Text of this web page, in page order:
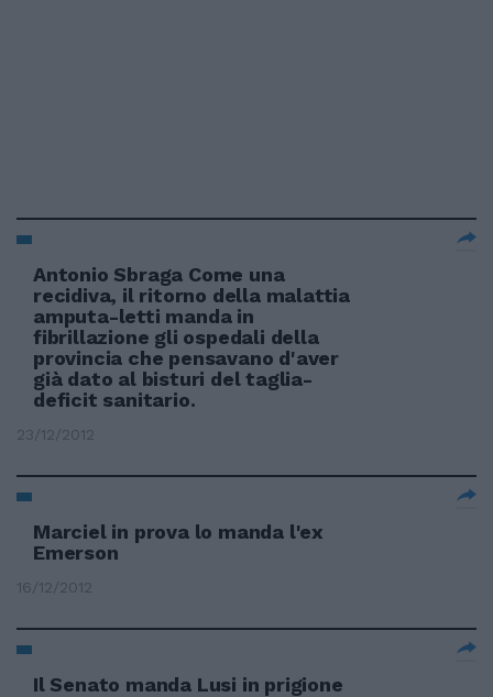
Antonio Sbraga Come una
recidiva, il ritorno della malattia
amputa-letti manda in
fibrillazione gli ospedali della
provincia che pensavano d'aver
già dato al bisturi del taglia-
deficit sanitario.
23/12/2012
Marciel in prova lo manda l'ex
Emerson
16/12/2012
Il Senato manda Lusi in prigione